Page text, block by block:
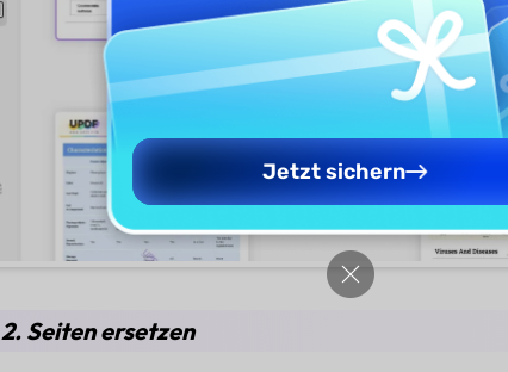
2. Seiten ersetzen
Jetzt sichern